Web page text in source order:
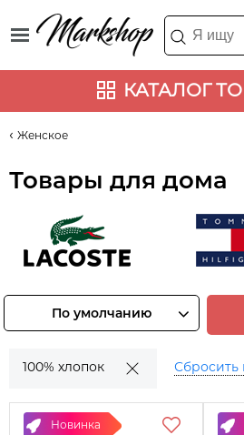
КАТАЛОГ
Женское
Товары для дома
Смотреть
товары
По умолчанию
100% хлопок Сбросить
Новинка